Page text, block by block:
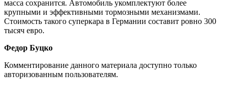
масса сохранится. Автомобиль укомплектуют более
крупными и эффективными тормозными механизмами.
Стоимость такого суперкара в Германии составит ровно 300
тысяч евро.
Федор Буцко
Комментирование данного материала доступно только
авторизованным пользователям.